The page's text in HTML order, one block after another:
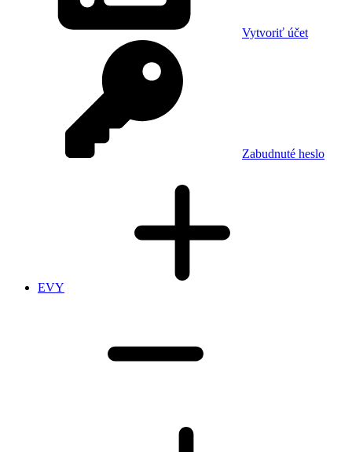
Vytvoriť účet
Zabudnuté heslo
EVY